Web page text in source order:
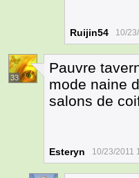
Ruijin54 10/
33
Pauvre
mode naine
salons de
Esteryn 10/23/2011